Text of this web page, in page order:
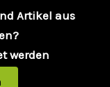
Artikel aus
werden